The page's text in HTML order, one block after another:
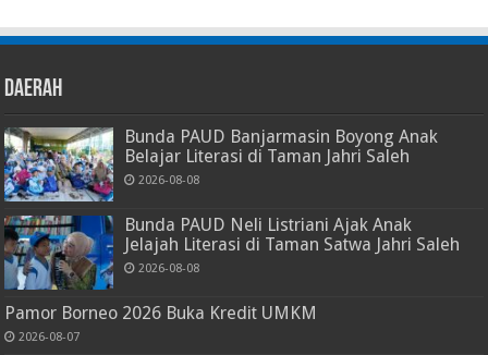
Daerah
Bunda PAUD Banjarmasin Boyong Anak
Belajar Literasi di Taman Jahri Saleh
2026-08-08
Bunda PAUD Neli Listriani Ajak Anak
Jelajah Literasi di Taman Satwa Jahri Saleh
2026-08-08
Pamor Borneo 2026 Buka Kredit UMKM
2026-08-07